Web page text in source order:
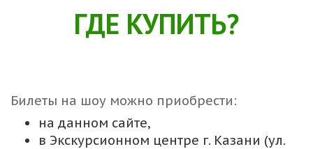
ГДЕ КУПИТЬ?
Билеты на шоу можно приобрести:
на данном сайте,
в Экскурсионном центре г. Казани (ул.